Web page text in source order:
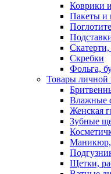
Коврики
Пакеты и
Скребки
Фольга,
Товары личной
Влажные
Женская
Зубные
Щетки,